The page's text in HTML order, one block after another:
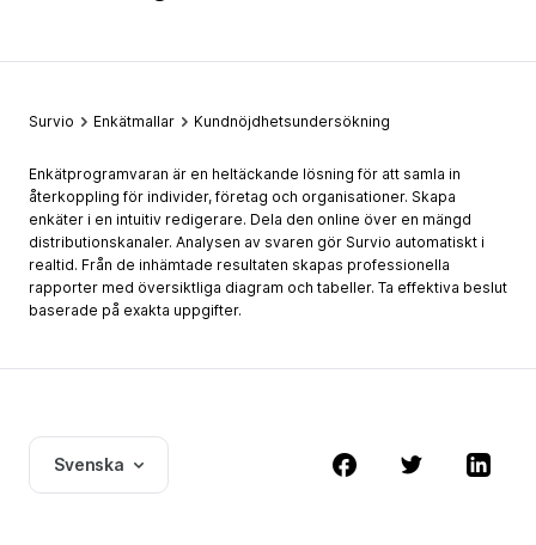
Survio Enkätmallar Kundnöjdhetsundersökning
Enkätprogramvaran är en heltäckande lösning för att samla in
återkoppling för individer, företag och organisationer. Skapa
enkäter i en intuitiv redigerare. Dela den online över en mängd
distributionskanaler. Analysen av svaren gör Survio automatiskt i
realtid. Från de inhämtade resultaten skapas professionella
rapporter med översiktliga diagram och tabeller. Ta effektiva beslut
baserade på exakta uppgifter.
Svenska